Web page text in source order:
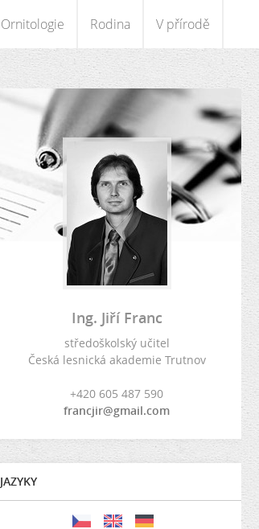
Ornitologie Rodina V přírodě
Ing. Jiří Franc
středoškolský učitel
Česká lesnická akademie Trutnov
+420 605 487 590
francjir@gmail.com
JAZYKY